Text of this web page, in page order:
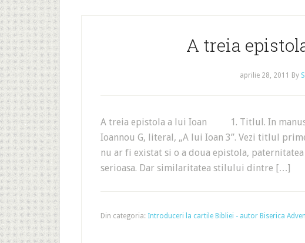
A treia
aprilie 28, 2011 By
A treia epistola a lui Ioan 1. Titlul. In
Ioannou G, literal, „A lui Ioan 3”. Vezi titlul
nu ar fi existat si o a doua epistola,
serioasa. Dar similaritatea stilului dintre […]
Din categoria: Introduceri la cartile Bibliei - autor Biserica